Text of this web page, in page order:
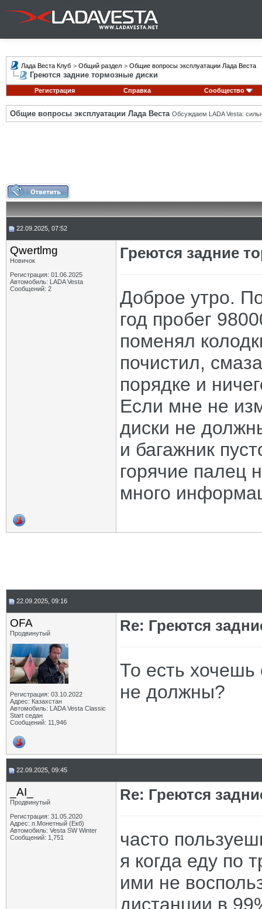
Лада Веста Клуб > Общий раздел > Общие вопросы эксплуатации Лада Веста
Греются задние тормозные диски
Регистрация Справка Сообщество
Общие вопросы эксплуатации Лада Веста Обсуждаем LADA Vesta:
22.09.2025, 07:52
Qwertlmg
Новичок
Регистрация: 01.06.2025
Автомобиль: LADA Vesta
Сообщений: 2
Греются задние
Доброе утро.
год пробег
поменял
почистил,
порядке и
Если мне не
диски не
и багажник
горячие палец
много
22.09.2025, 09:16
OFA
Продвинутый
Регистрация: 03.10.2022
Адрес: Казахстан
Автомобиль: LADA Vesta Classic
Start седан
Сообщений: 11,946
Re: Греются
То есть хочешь
не должны?
22.09.2025, 09:45
_AI_
Продвинутый
Регистрация: 31.05.2020
Адрес: п.Монетный (Екб)
Автомобиль: Vesta SW Winter
Сообщений: 1,751
Re: Греются
часто
я когда еду по
ими не
дистанции в